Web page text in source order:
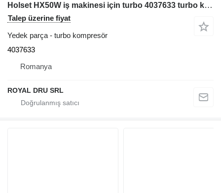
Holset HX50W iş makinesi için turbo 4037633 turbo kompresör
Talep üzerine fiyat
Yedek parça - turbo kompresör
4037633
Romanya
ROYAL DRU SRL